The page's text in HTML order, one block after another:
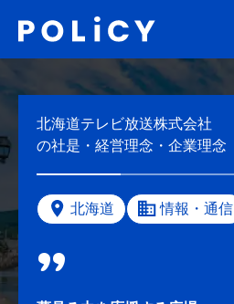
北海道テレビ放送株式会社
の社是・経営理念・企業理念
北海道 情報・通信